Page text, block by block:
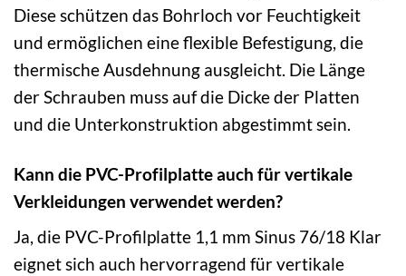
Diese schützen das Bohrloch vor Feuchtigkeit
und ermöglichen eine flexible Befestigung, die
thermische Ausdehnung ausgleicht. Die Länge
der Schrauben muss auf die Dicke der Platten
und die Unterkonstruktion abgestimmt sein.
Kann die PVC-Profilplatte auch für vertikale
Verkleidungen verwendet werden?
Ja, die PVC-Profilplatte 1,1 mm Sinus 76/18 Klar
eignet sich auch hervorragend für vertikale